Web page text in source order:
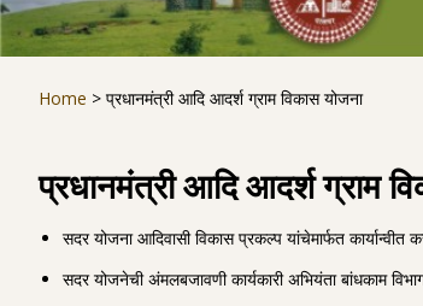
Home > प्रधानमंत्री आदि आदर्श ग्राम विकास योजना
प्रधानमंत्री आदि आदर्श ग्राम
सदर योजना आदिवासी विकास प्रकल्प यांचेमार्फत
सदर योजनेची अंमलबजावणी कार्यकारी अभियंता बांधकाम